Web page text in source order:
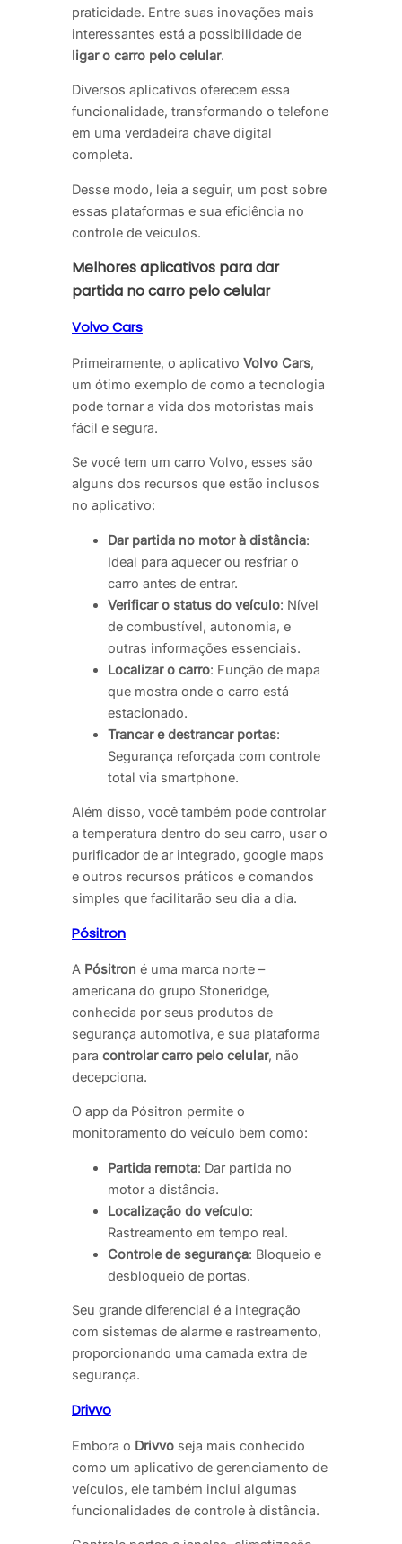
praticidade. Entre suas inovações mais
interessantes está a possibilidade de
ligar o carro pelo celular.
Diversos aplicativos oferecem essa
funcionalidade, transformando o telefone
em uma verdadeira chave digital
completa.
Desse modo, leia a seguir, um post sobre
essas plataformas e sua eficiência no
controle de veículos.
Melhores aplicativos para dar
partida no carro pelo celular
Volvo Cars
Primeiramente, o aplicativo Volvo Cars,
um ótimo exemplo de como a tecnologia
pode tornar a vida dos motoristas mais
fácil e segura.
Se você tem um carro Volvo, esses são
alguns dos recursos que estão inclusos
no aplicativo:
Dar partida no motor à distância:
Ideal para aquecer ou resfriar o
carro antes de entrar.
Verificar o status do veículo: Nível
de combustível, autonomia, e
outras informações essenciais.
Localizar o carro: Função de mapa
que mostra onde o carro está
estacionado.
Trancar e destrancar portas:
Segurança reforçada com controle
total via smartphone.
Além disso, você também pode controlar
a temperatura dentro do seu carro, usar o
purificador de ar integrado, google maps
e outros recursos práticos e comandos
simples que facilitarão seu dia a dia.
Pósitron
A Pósitron é uma marca norte –
americana do grupo Stoneridge,
conhecida por seus produtos de
segurança automotiva, e sua plataforma
para controlar carro pelo celular, não
decepciona.
O app da Pósitron permite o
monitoramento do veículo bem como:
Partida remota: Dar partida no
motor a distância.
Localização do veículo:
Rastreamento em tempo real.
Controle de segurança: Bloqueio e
desbloqueio de portas.
Seu grande diferencial é a integração
com sistemas de alarme e rastreamento,
proporcionando uma camada extra de
segurança.
Drivvo
Embora o Drivvo seja mais conhecido
como um aplicativo de gerenciamento de
veículos, ele também inclui algumas
funcionalidades de controle à distância.